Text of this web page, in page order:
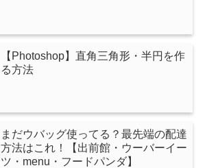
【Photoshop】直角三角形・半円を作
る方法
まだウバッグ使ってる？最先端の配達
方法はこれ！【出前館・ウーバーイー
ツ・menu・フードパンダ】